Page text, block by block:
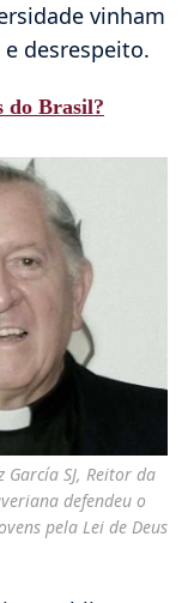
vinham
desrespeito.
do Brasil?
García SJ, Reitor da
defendeu o
pela Lei de Deus